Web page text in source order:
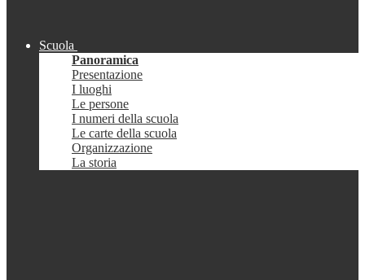
Scuola
Panoramica
Presentazione
I luoghi
Le persone
I numeri della scuola
Le carte della scuola
Organizzazione
La storia